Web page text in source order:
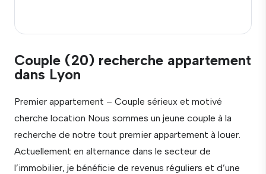
Couple (20) recherche appartement
dans Lyon
Premier appartement – Couple sérieux et motivé
cherche location Nous sommes un jeune couple à la
recherche de notre tout premier appartement à louer.
Actuellement en alternance dans le secteur de
l’immobilier, je bénéficie de revenus réguliers et d’une